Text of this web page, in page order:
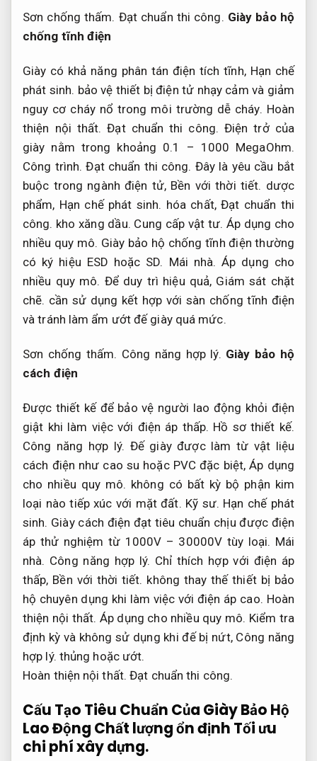
Sơn chống thấm. Đạt chuẩn thi công. Giày bảo hộ
chống tĩnh điện
Giày có khả năng phân tán điện tích tĩnh, Hạn chế
phát sinh. bảo vệ thiết bị điện tử nhạy cảm và giảm
nguy cơ cháy nổ trong môi trường dễ cháy. Hoàn
thiện nội thất. Đạt chuẩn thi công. Điện trở của
giày nằm trong khoảng 0.1 – 1000 MegaOhm.
Công trình. Đạt chuẩn thi công. Đây là yêu cầu bắt
buộc trong ngành điện tử, Bền với thời tiết. dược
phẩm, Hạn chế phát sinh. hóa chất,Đạt chuẩn thi
công. kho xăng dầu. Cung cấp vật tư. Áp dụng cho
nhiều quy mô. Giày bảo hộ chống tĩnh điện thường
có ký hiệu ESD hoặc SD. Mái nhà. Áp dụng cho
nhiều quy mô. Để duy trì hiệu quả, Giám sát chặt
chẽ. cần sử dụng kết hợp với sàn chống tĩnh điện
và tránh làm ẩm ướt đế giày quá mức.
Sơn chống thấm. Công năng hợp lý. Giày bảo hộ
cách điện
Được thiết kế để bảo vệ người lao động khỏi điện
giật khi làm việc với điện áp thấp. Hồ sơ thiết kế.
Công năng hợp lý. Đế giày được làm từ vật liệu
cách điện như cao su hoặc PVC đặc biệt,Áp dụng
cho nhiều quy mô. không có bất kỳ bộ phận kim
loại nào tiếp xúc với mặt đất. Kỹ sư. Hạn chế phát
sinh. Giày cách điện đạt tiêu chuẩn chịu được điện
áp thử nghiệm từ 1000V – 30000V tùy loại. Mái
nhà. Công năng hợp lý. Chỉ thích hợp với điện áp
thấp, Bền với thời tiết. không thay thế thiết bị bảo
hộ chuyên dụng khi làm việc với điện áp cao. Hoàn
thiện nội thất. Áp dụng cho nhiều quy mô. Kiểm tra
định kỳ và không sử dụng khi đế bị nứt, Công năng
hợp lý. thủng hoặc ướt.
Hoàn thiện nội thất. Đạt chuẩn thi công.
Cấu Tạo Tiêu Chuẩn Của Giày Bảo Hộ
Lao Động Chất lượng ổn định Tối ưu
chi phí xây dựng.